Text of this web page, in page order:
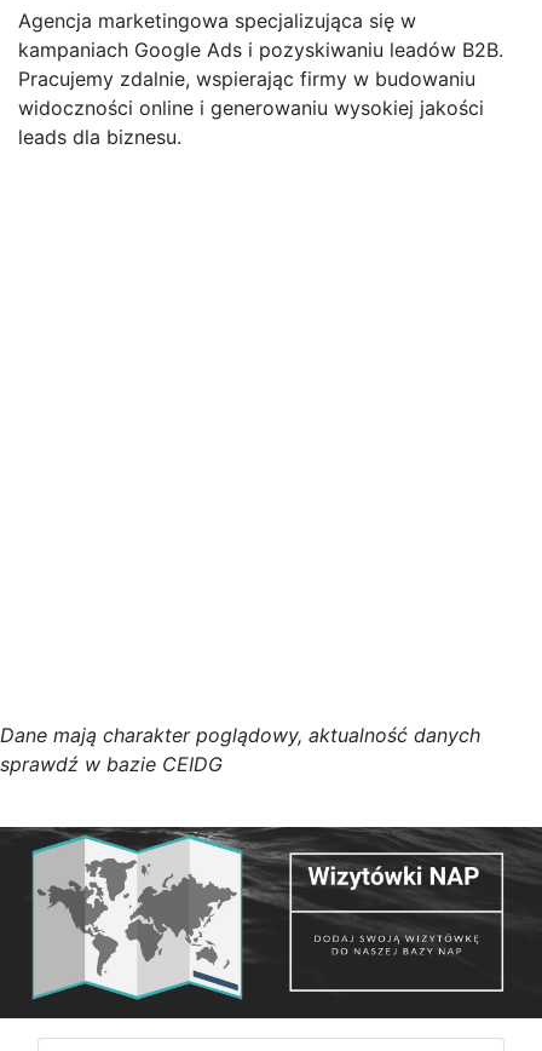
Agencja marketingowa specjalizująca się w
kampaniach Google Ads i pozyskiwaniu leadów B2B.
Pracujemy zdalnie, wspierając firmy w budowaniu
widoczności online i generowaniu wysokiej jakości
leads dla biznesu.
Dane mają charakter poglądowy, aktualność danych
sprawdź w bazie CEIDG